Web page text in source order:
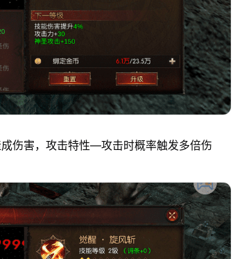
伤害，攻击特性—攻击时概率触发多倍伤